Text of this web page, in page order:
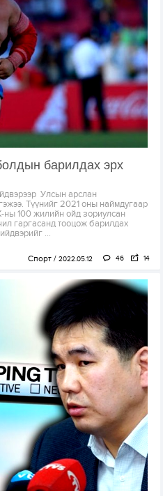
барилдах эрх
Улсын арслан
Түүнийг 2021 оны наймдугаар
ны 100 жилийн ойд зориулсан
гаргасанд тооцож барилдах
...
Спорт 2022.05.12 46 14